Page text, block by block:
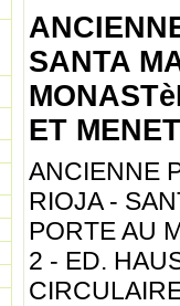
SANTA
ET
ANCIENNE
RIOJA -
PORTE AU
2 - ED.